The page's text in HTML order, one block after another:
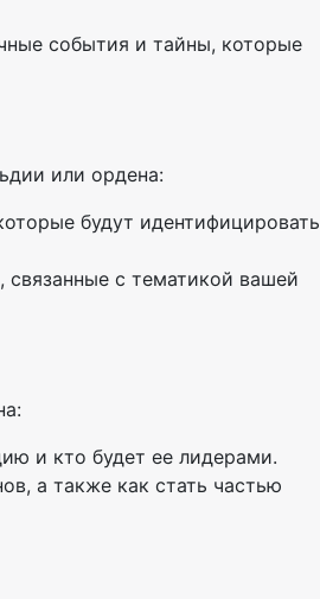
события и тайны, которые
или ордена:
будут идентифицировать
связанные с тематикой вашей
и кто будет ее лидерами.
а также как стать частью